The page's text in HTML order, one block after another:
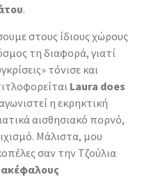
.
στους ίδιους χώρους
τη διαφορά, γιατί
τόνισε και
Laura does
η εκρηκτική
αισθησιακό πορνό,
Μάλιστα, μου
σαν την Τζούλια
ακέφαλους